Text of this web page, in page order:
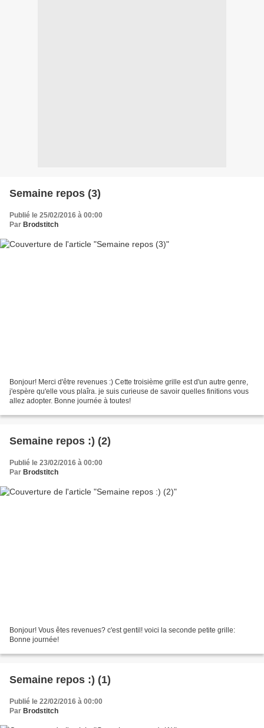
Semaine repos (3)
Publié le 25/02/2016 à 00:00
Par Brodstitch
Bonjour! Merci d'être revenues :) Cette troisième grille est d'un autre genre,
j'espère qu'elle vous plaîra. je suis curieuse de savoir quelles finitions vous
allez adopter. Bonne journée à toutes!
Semaine repos :) (2)
Publié le 23/02/2016 à 00:00
Par Brodstitch
Bonjour! Vous êtes revenues? c'est gentil! voici la seconde petite grille:
Bonne journée!
Semaine repos :) (1)
Publié le 22/02/2016 à 00:00
Par Brodstitch